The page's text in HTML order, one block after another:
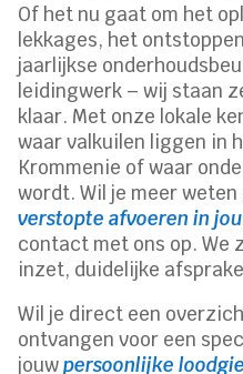
Of het nu gaat om het
lekkages, het
jaarlijkse
leidingwerk – wij staan
klaar. Met onze lokale
waar valkuilen liggen in
Krommenie of waar
wordt. Wil je meer
verstopte afvoeren in
contact met ons op. We
inzet, duidelijke
Wil je direct een
ontvangen voor een
jouwpersoonlijke